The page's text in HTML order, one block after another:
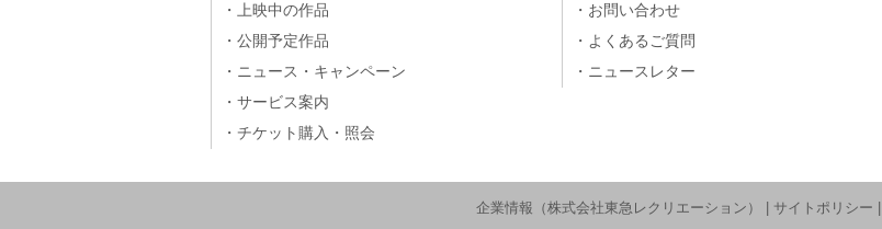
上映中の作品
公開予定作品
ニュース・キャンペーン
サービス案内
チケット購入・照会
お問い合わせ
よくあるご質問
ニュースレター
企業情報（株式会社東急レクリエーション） サイトポリシー